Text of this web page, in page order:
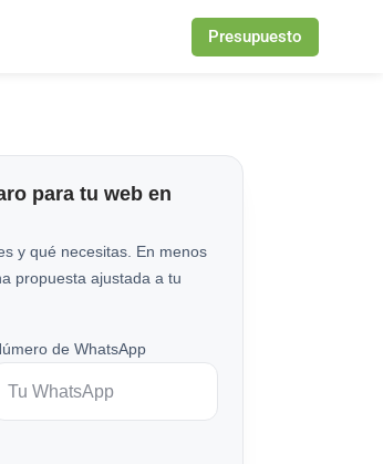
Presupuesto
para tu web en
y qué necesitas. En menos
propuesta ajustada a tu
de WhatsApp